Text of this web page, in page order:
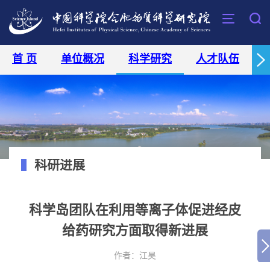
首 页 单位概况 科学研究 人才队伍
科研进展
科学岛团队在利用等离子体促进经皮
给药研究方面取得新进展
作者： 江昊